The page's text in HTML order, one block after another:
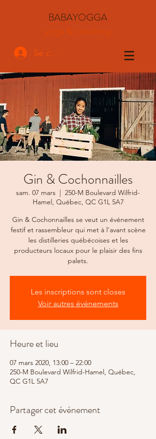
BABAYOGGA
yoga & coaching
Se connecter
Gin & Cochonnailles
sam. 07 mars
  |
250-M Boulevard Wilfrid-
Hamel, Québec, QC G1L 5A7
Gin & Cochonnailles se veut un événement
festif et rassembleur qui met à l'avant scène
les distilleries québécoises et les
producteurs locaux pour le plaisir des fins
palets.
Les inscriptions sont closes
Voir autres événements
Heure et lieu
07 mars 2020, 13:00 – 22:00
250-M Boulevard Wilfrid-Hamel, Québec,
QC G1L 5A7
Partager cet événement